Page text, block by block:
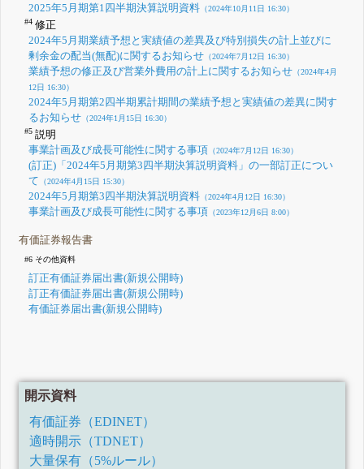
2025年5月期第1四半期決算説明資料（2024年10月11日 16:30）
#4修正
2024年5月期業績予想と実績値の差異及び特別損失の計上並びに
剰余金の配当(無配)に関するお知らせ（2024年7月12日 16:30）
業績予想の修正及び営業外費用の計上に関するお知らせ（2024年4月
12日 16:30）
2024年5月期第2四半期累計期間の業績予想と実績値の差異に関す
るお知らせ（2024年1月15日 16:30）
#5説明
事業計画及び成長可能性に関する事項 （2024年7月12日 16:30）
(訂正)「2024年5月期第3四半期決算説明資料」の一部訂正につい
て （2024年4月15日 15:30）
2024年5月期第3四半期決算説明資料（2024年4月12日 16:30）
事業計画及び成長可能性に関する事項 （2023年12月6日 8:00）
有価証券報告書
#6 その他資料
訂正有価証券届出書(新規公開時)
訂正有価証券届出書(新規公開時)
有価証券届出書(新規公開時)
開示資料
有価証券（EDINET）
適時開示（TDNET）
大量保有（5%ルール）